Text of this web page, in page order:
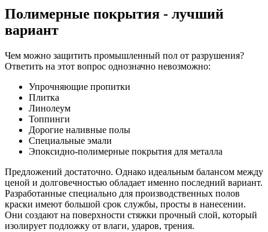
Полимерные покрытия - лучший
вариант
Чем можно защитить промышленный пол от разрушения?
Ответить на этот вопрос однозначно невозможно:
Упрочняющие пропитки
Плитка
Линолеум
Топпинги
Дорогие наливные полы
Специальные эмали
Эпоксидно-полимерные покрытия для металла
Предложений достаточно. Однако идеальным балансом между
ценой и долговечностью обладает именно последний вариант.
Разработанные специально для производственных полов
краски имеют большой срок службы, просты в нанесении.
Они создают на поверхности стяжки прочный слой, который
изолирует подложку от влаги, ударов, трения.